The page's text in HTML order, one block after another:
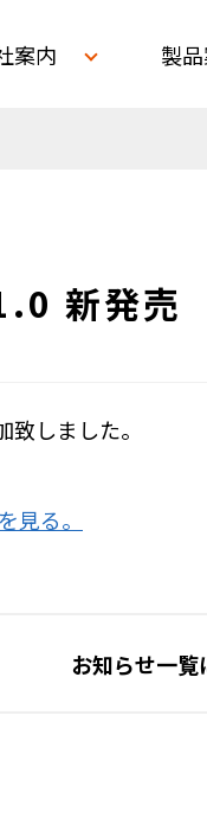
案内 製
新発売
しました。
見る。
お知らせ一覧